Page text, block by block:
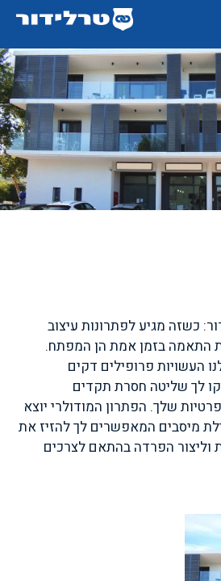
כשזה מגיע לפתרונות עיצוב
התאמה בזמן אמת הן המפתח.
העשויות פרופילים דקים
לך שליטה חסרת תקדים
שלך. הפתרון המודולרי יוצא
מיסבים המאפשרים לך להזיז את
וליצור הפרדה בהתאם לצרכים